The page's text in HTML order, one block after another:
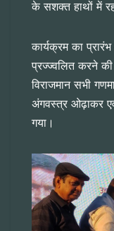
के सशक्त हाथों में
कार्यक्रम का
प्रज्ज्वलित करने
विराजमान सभी
अंगवस्त्र ओढ़ाकर
गया।